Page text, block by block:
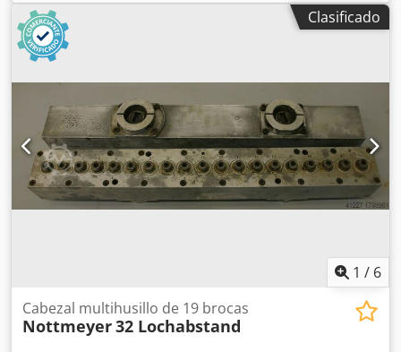
en línea, cabezal para taladrar con espigas, taladradora
para taladrar con espigas, caja de cambios para taladrar -
Cantidad: máx. 11 taladros -1 taladro: rotación en sentido
horario, 32 mm de distancia -Portabrocas: M8 -rotación
derecha/izquierda: alternada -Distancia entre taladros: 32
mm -Cantidad: 4 cabezales disponibles -Precio: por unidad
-Dimensiones: 350/100/A90 mm -Peso: 5 kg Crsdpfx Ageb A
R H Teuef
Clasificado
1 / 6
Cabezal multihusillo de 19 brocas
Nottmeyer32 Lochabstand